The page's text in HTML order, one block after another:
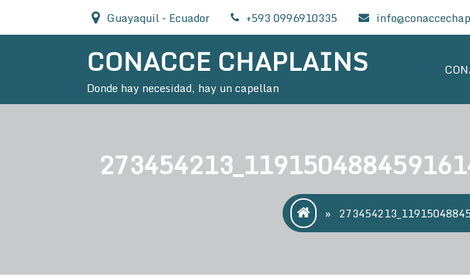
content
Guayaquil - Ecuador +593 0996910335
CONACCE CHAPLAINS
Donde hay necesidad, hay un capellan
»